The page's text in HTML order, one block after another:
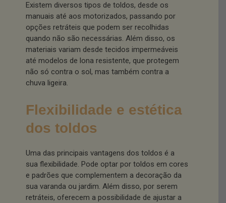
Existem diversos tipos de toldos, desde os
manuais até aos motorizados, passando por
opções retráteis que podem ser recolhidas
quando não são necessárias. Além disso, os
materiais variam desde tecidos impermeáveis
até modelos de lona resistente, que protegem
não só contra o sol, mas também contra a
chuva ligeira.
Flexibilidade e estética
dos toldos
Uma das principais vantagens dos toldos é a
sua flexibilidade. Pode optar por toldos em cores
e padrões que complementem a decoração da
sua varanda ou jardim. Além disso, por serem
retráteis, oferecem a possibilidade de ajustar a